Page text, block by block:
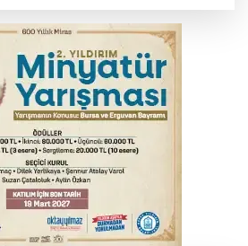
Keles'e taşındı
yangın paniği! Apartmana
alevler söndürüldü
Meteor Yağmuru Gözlem
Karacabey'de gökyüzü
buluşturacak
piyasada döviz fiyatları